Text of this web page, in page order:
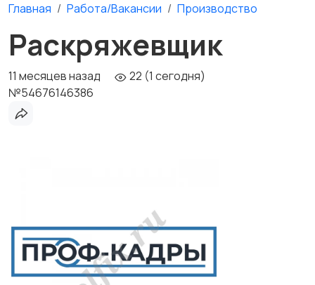
Главная Работа/Вакансии Производство
Раскряжевщик
11 месяцев назад
22 (1 сегодня)
№54676146386